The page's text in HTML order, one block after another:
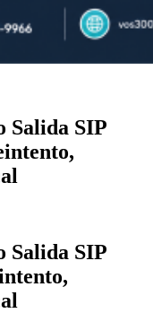
Salida SIP
Salida SIP